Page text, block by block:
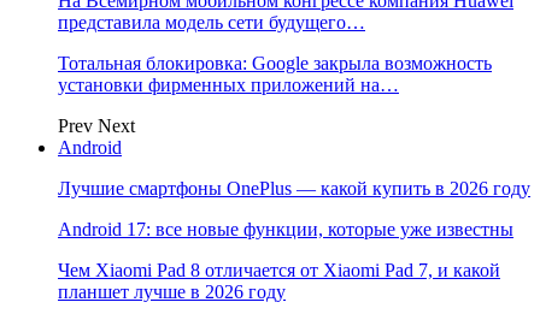
представила модель сети будущего…
Тотальная блокировка: Google закрыла возможность
установки фирменных приложений на…
Prev Next
Android
Лучшие смартфоны OnePlus — какой купить в 2026 году
Android 17: все новые функции, которые уже известны
Чем Xiaomi Pad 8 отличается от Xiaomi Pad 7, и какой
планшет лучше в 2026 году